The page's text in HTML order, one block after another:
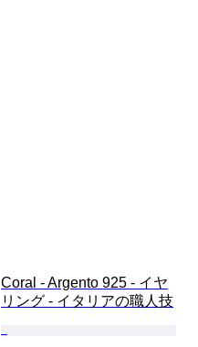
Coral - Argento 925 - イヤ
リング - イタリアの職人技